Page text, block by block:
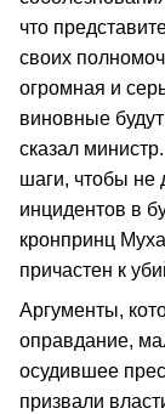
что
своих
огромная и
виновные
сказал
шаги, чтобы не
инцидентов в
кронпринц
причастен к
Аргументы,
оправдание,
осудившее
призвали